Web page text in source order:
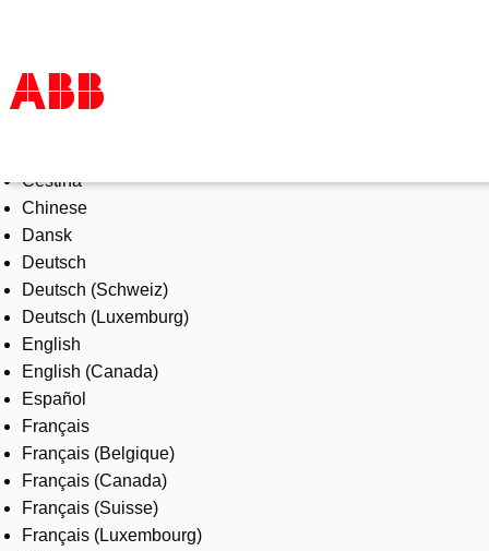
Products & Solutions
Industries
Services
About us
Where to buy
Contact us
Careers
Čeština
Chinese
Dansk
Deutsch
Deutsch (Schweiz)
Deutsch (Luxemburg)
English
English (Canada)
Español
Français
Français (Belgique)
Français (Canada)
Français (Suisse)
Français (Luxembourg)